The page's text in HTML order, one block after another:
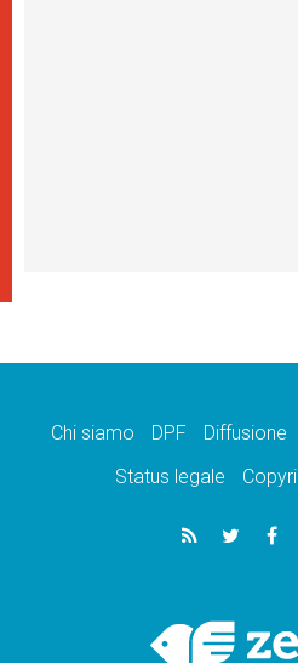
Chi siamo DPF Diffusione
Status legale